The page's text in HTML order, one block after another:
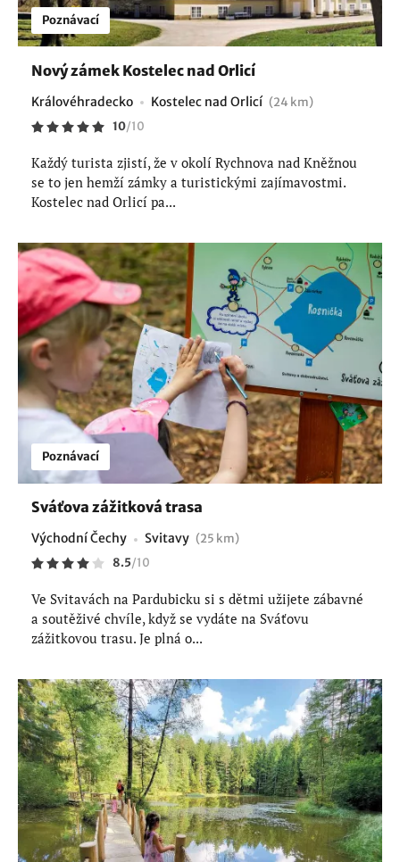
Poznávací
Nový zámek Kostelec nad Orlicí
Královéhradecko Kostelec nad Orlicí (24 km)
10/10
Každý turista zjistí, že v okolí Rychnova nad Kněžnou
se to jen hemží zámky a turistickými zajímavostmi.
Kostelec nad Orlicí pa...
Poznávací
Sváťova zážitková trasa
Východní Čechy Svitavy (25 km)
8.5/10
Ve Svitavách na Pardubicku si s dětmi užijete zábavné
a soutěživé chvíle, když se vydáte na Sváťovu
zážitkovou trasu. Je plná o...